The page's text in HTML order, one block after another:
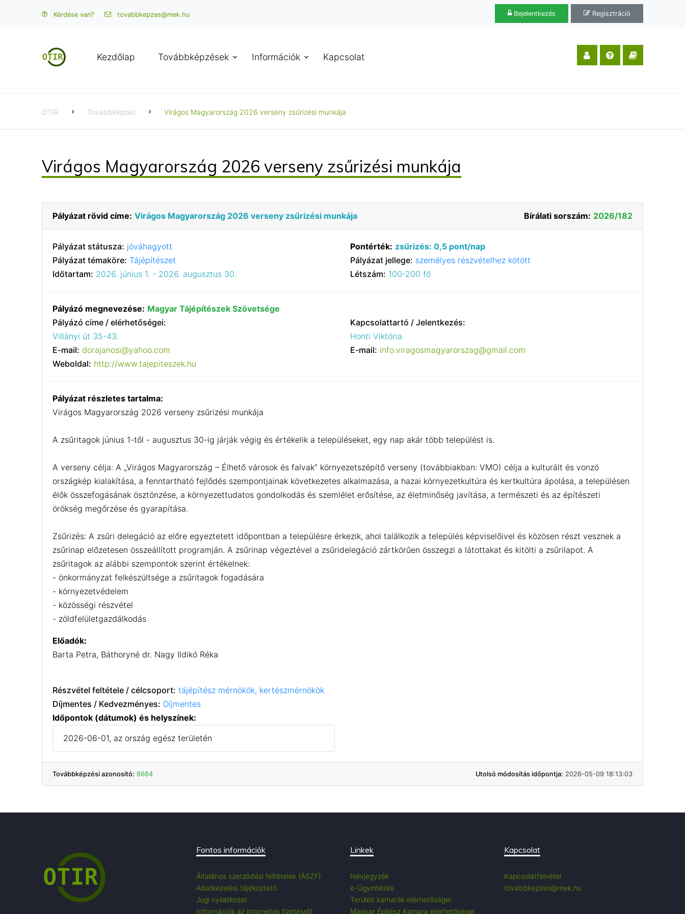
Kérdése van? tovabbkepzes@mek.hu Bejelentkezés Regisztráció
Kezdőlap Továbbképzések Információk Kapcsolat
OTIR Továbbképzés Virágos Magyarország 2026 verseny zsűrizési munkája
Virágos Magyarország 2026 verseny zsűrizési munkája
Pályázat rövid címe: Virágos Magyarország 2026 verseny zsűrizési munkája Bírálati sorszám: 2026/182
Pályázat státusza: jóváhagyott Pontérték: zsűrizés: 0,5 pont/nap
Pályázat témaköre: Tájépítészet Pályázat jellege: személyes részvételhez kötött
Időtartam: 2026. június 1. - 2026. augusztus 30. Létszám: 100-200 fő
Pályázó megnevezése: Magyar Tájépítészek Szövetsége
Pályázó címe / elérhetőségei:
Villányi út 35-43.
E-mail: dorajanosi@yahoo.com
Weboldal: http://www.tajepiteszek.hu
Kapcsolattartó / Jelentkezés:
Honti Viktória
E-mail: info.viragosmagyarorszag@gmail.com
Pályázat részletes tartalma:
Virágos Magyarország 2026 verseny zsűrizési munkája
A zsűritagok június 1-től - augusztus 30-ig járják végig és értékelik a településeket, egy nap akár több települést is.
A verseny célja: A „Virágos Magyarország – Élhető városok és falvak” környezetszépítő verseny (továbbiakban: VMO) célja a kulturált és vonzó
országkép kialakítása, a fenntartható fejlődés szempontjainak következetes alkalmazása, a hazai környezetkultúra és kertkultúra ápolása, a településen
élők összefogásának ösztönzése, a környezettudatos gondolkodás és szemlélet erősítése, az életminőség javítása, a természeti és az építészeti
örökség megőrzése és gyarapítása.
Zsűrizés: A zsűri delegáció az előre egyeztetett időpontban a településre érkezik, ahol találkozik a település képviselőivel és közösen részt vesznek a
zsűrinap előzetesen összeállított programján. A zsűrinap végeztével a zsűridelegáció zártkörűen összegzi a látottakat és kitölti a zsűrilapot. A
zsűritagok az alábbi szempontok szerint értékelnek:
- önkormányzat felkészültsége a zsűritagok fogadására
- környezetvédelem
- közösségi részvétel
- zöldfelületgazdálkodás
Előadók:
Barta Petra, Báthoryné dr. Nagy Ildikó Réka
Részvétel feltétele / célcsoport: tájépítész mérnökök, kertészmérnökök
Díjmentes / Kedvezményes: Díjmentes
Időpontok (dátumok) és helyszínek:
2026-06-01, az ország egész területén
Továbbképzési azonosító: 6664 Utolsó módosítás időpontja: 2026-05-09 18:13:03
Fontos információk
Általános szerződési feltételek (ÁSZF)
Adatkezelési tájékoztató
Jogi nyilatkozat
Információk az internetes fizetésről
Linkek
Névjegyzék
e-Ügyintézés
Területi kamarák elérhetőségei
Magyar Építész Kamara elérhetőségei
Kapcsolat
Kapcsolatfelvétel
tovabbkepzes@mek.hu